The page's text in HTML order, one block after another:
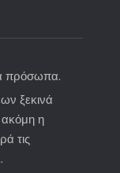
πρόσωπα.
ξεκινά
ακόμη η
τις